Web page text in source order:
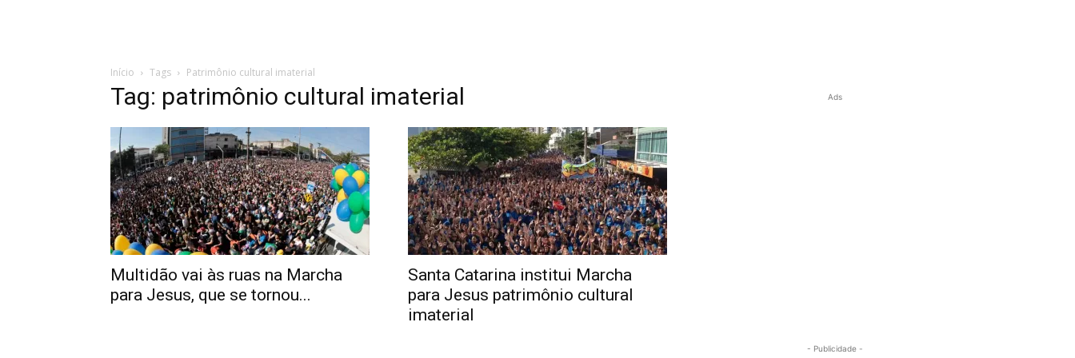
Início Tags Patrimônio cultural imaterial
Tag: patrimônio cultural imaterial
Multidão vai às ruas na Marcha
para Jesus, que se tornou...
Santa Catarina institui Marcha
para Jesus patrimônio cultural
imaterial
Ads
- Publicidade -